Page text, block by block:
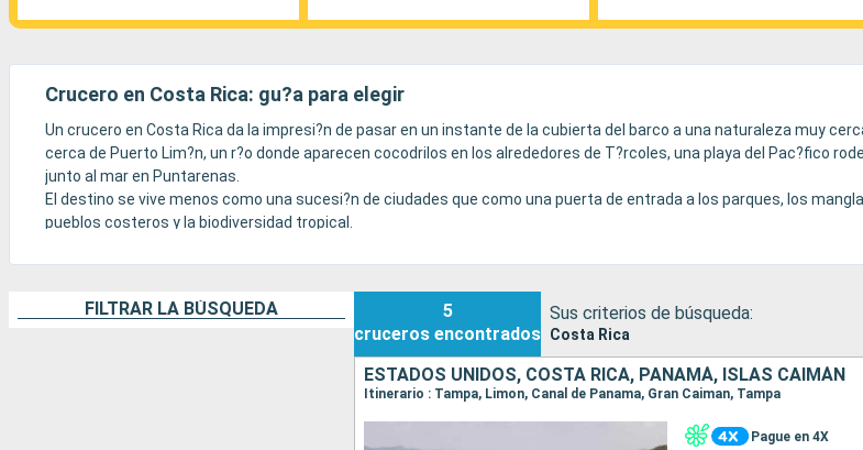
Crucero en Costa Rica: gu?a para elegir
Un crucero en Costa Rica da la impresi?n de pasar en un instante de la cubierta del barco a una naturaleza muy
cerca de Puerto Lim?n, un r?o donde aparecen cocodrilos en los alrededores de T?rcoles, una playa del Pac?fico
junto al mar en Puntarenas.
El destino se vive menos como una sucesi?n de ciudades que como una puerta de entrada a los parques, los
pueblos costeros y la biodiversidad tropical.
hacia el canal de Panam?.
FILTRAR LA BÚSQUEDA
5
cruceros encontrados
Sus criterios de búsqueda:
Costa Rica
ESTADOS UNIDOS, COSTA RICA, PANAMÁ, ISLAS CAIMÁN
Itinerario : Tampa, Limon, Canal de Panama, Gran Caiman, Tampa
Pague en 4X